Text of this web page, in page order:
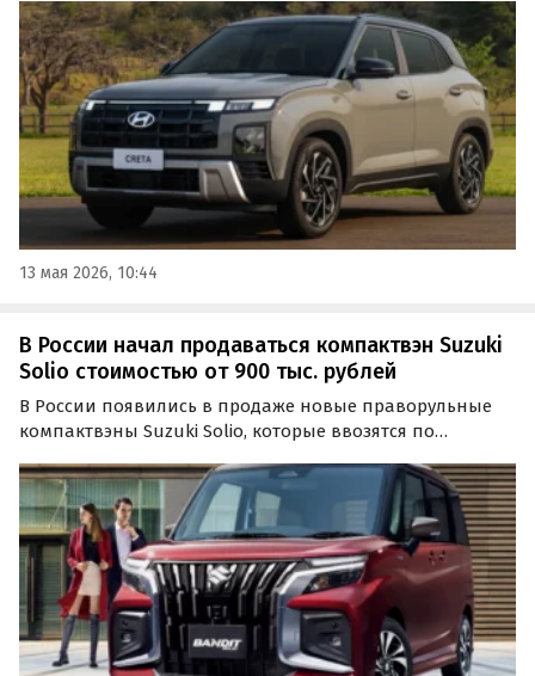
2,39 млн рублей, сообщают «Автоновости дня».
13 мая 2026, 10:44
В России начал продаваться компактвэн Suzuki
Solio стоимостью от 900 тыс. рублей
В России появились в продаже новые праворульные
компактвэны Suzuki Solio, которые ввозятся по
предлагаются из наличия и под заказ по цене от 900
000 рублей, сообщает портал «Автоновости дня».